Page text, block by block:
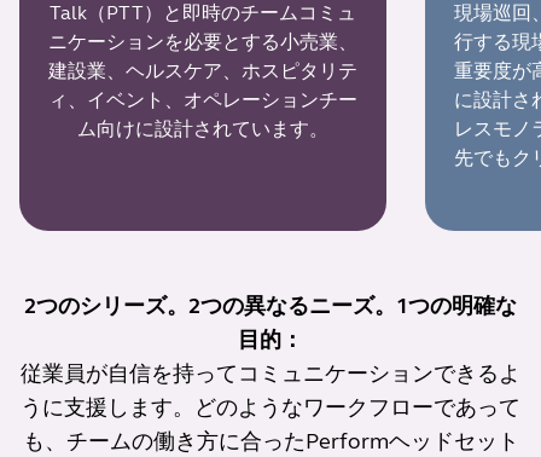
Talk（PTT）と即時のチームコミュ
ニケーションを必要とする小売業、
建設業、ヘルスケア、ホスピタリテ
ィ、イベント、オペレーションチー
ム向けに設計されています。
現場巡回
行する現
重要度が
に設計さ
レスモノ
先でもク
2つのシリーズ。2つの異なるニーズ。1つの明確な
目的：
従業員が自信を持ってコミュニケーションできるよ
うに支援します。どのようなワークフローであって
も、チームの働き方に合ったPerformヘッドセット